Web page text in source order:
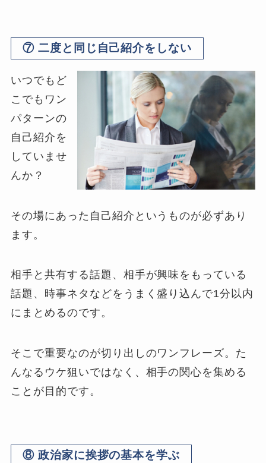
⑦ 二度と同じ自己紹介をしない
いつでもど
こでもワン
パターンの
自己紹介を
していませ
んか？
その場にあった自己紹介というものが必ずあり
ます。
相手と共有する話題、相手が興味をもっている
話題、時事ネタなどをうまく盛り込んで1分以内
にまとめるのです。
そこで重要なのが切り出しのワンフレーズ。た
んなるウケ狙いではなく、相手の関心を集める
ことが目的です。
⑧ 政治家に挨拶の基本を学ぶ